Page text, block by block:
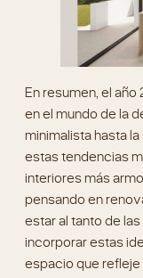
En resumen, el
en el mundo de la
minimalista hasta
estas tendencias
interiores más
pensando en
estar al tanto de
incorporar estas
espacio que